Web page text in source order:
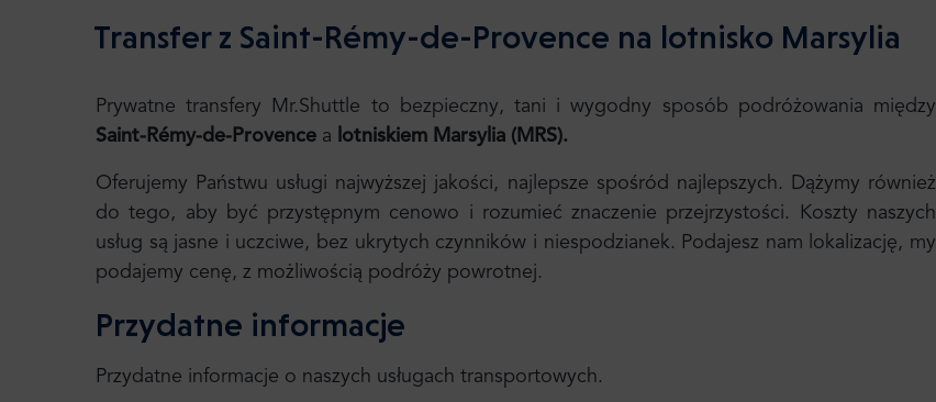
Transfer z Saint-Rémy-de-Provence na lotnisko Marsylia
Prywatne transfery Mr.Shuttle to bezpieczny, tani i wygodny sposób podróżowania między
Saint-Rémy-de-Provence a lotniskiem Marsylia (MRS).
Oferujemy Państwu usługi najwyższej jakości, najlepsze spośród najlepszych. Dążymy również
do tego, aby być przystępnym cenowo i rozumieć znaczenie przejrzystości. Koszty naszych
usług są jasne i uczciwe, bez ukrytych czynników i niespodzianek. Podajesz nam lokalizację, my
podajemy cenę, z możliwością podróży powrotnej.
Przydatne informacje
Przydatne informacje o naszych usługach transportowych.